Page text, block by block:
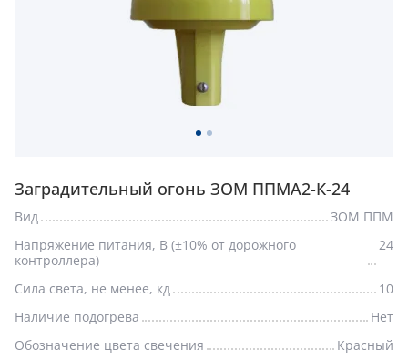
Заградительный огонь ЗОМ ППМА2-К-24
Вид
ЗОМ ППМ
Напряжение питания, В (±10% от дорожного
контроллера)
24
Сила света, не менее, кд
10
Наличие подогрева
Нет
Обозначение цвета свечения
Красный